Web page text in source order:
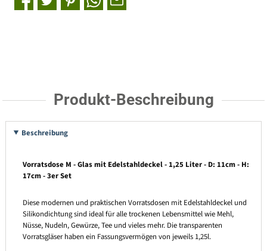
Produkt-Beschreibung
Beschreibung
Vorratsdose M - Glas mit Edelstahldeckel - 1,25 Liter - D: 11cm - H:
17cm - 3er Set
Diese modernen und praktischen Vorratsdosen mit Edelstahldeckel und
Silikondichtung sind ideal für alle trockenen Lebensmittel wie Mehl,
Nüsse, Nudeln, Gewürze, Tee und vieles mehr. Die transparenten
Vorratsgläser haben ein Fassungsvermögen von jeweils 1,25l.